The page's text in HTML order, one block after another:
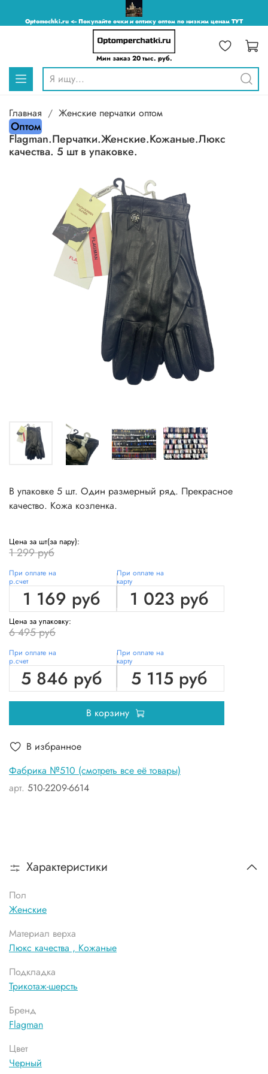
Optomochki.ru <-- Покупайте очки и оптику оптом по низким ценам ТУТ
Мин заказ 20 тыс. руб.
Главная Женские перчатки оптом
Оптом
Flagman.Перчатки.Женские.Кожаные.Люкс
качества. 5 шт в упаковке.
Фабрика №510 (смотреть все её товары)
арт. 510-2209-6614
В упаковке 5 шт. Один размерный ряд. Прекрасное
качество. Кожа козленка.
Цена за шт(за пару):
1 299 руб
При оплате на
р.счет
1 169 руб
При оплате на
карту
1 023 руб
Цена за упаковку:
6 495 руб
При оплате на
р.счет
5 846 руб
При оплате на
карту
5 115 руб
В корзину
В избранное
Характеристики
Пол
Женские
Материал верха
Люкс качества , Кожаные
Подкладка
Трикотаж-шерсть
Бренд
Flagman
Цвет
Черный